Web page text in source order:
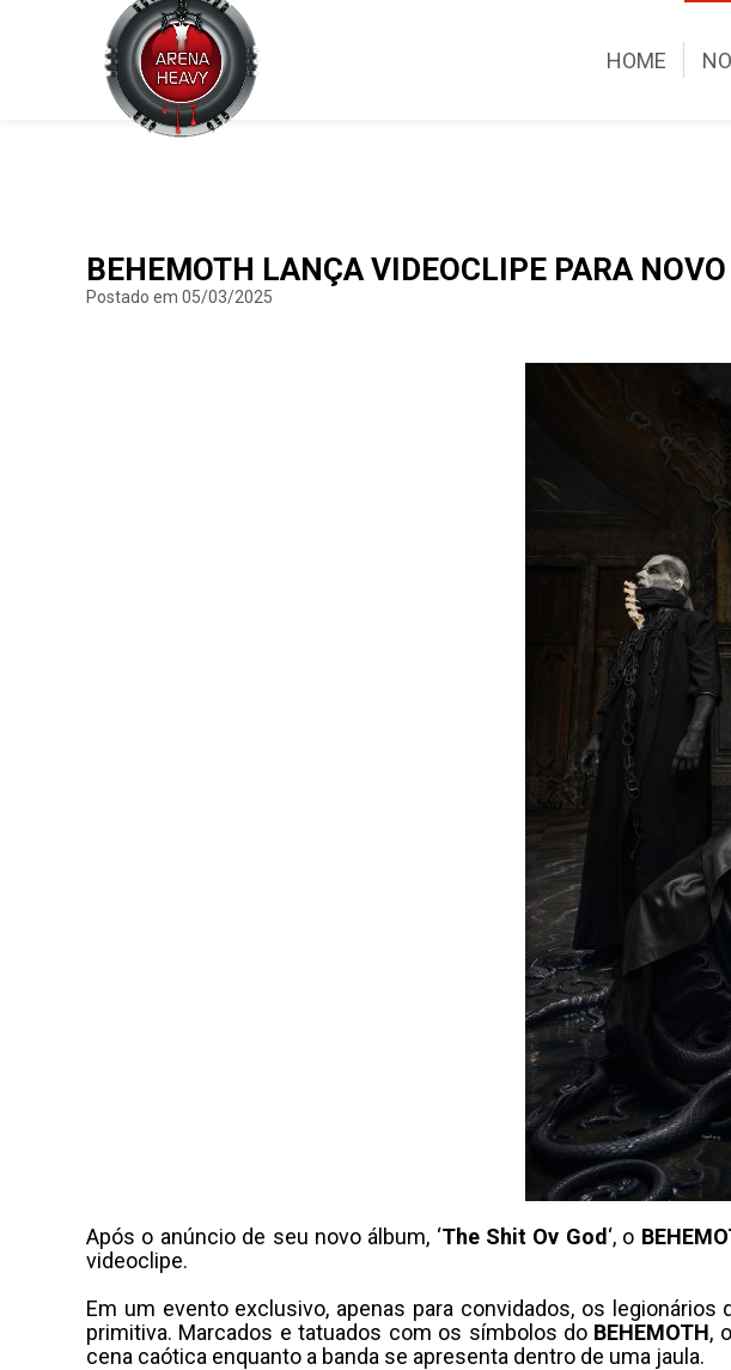
HOME
BEHEMOTH LANÇA VIDEOCLIPE PARA
Postado em 05/03/2025
Após o anúncio de seu novo álbum, ‘The Shit Ov God ‘, o
videoclipe.
Em um evento exclusivo, apenas para convidados, os
primitiva. Marcados e tatuados com os símbolos do BEHEMOTH,
cena caótica enquanto a banda se apresenta dentro de uma jaula.